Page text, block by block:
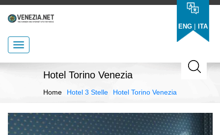
ENG | ITA
Hotel Torino Venezia
Home Hotel 3 Stelle Hotel Torino Venezia